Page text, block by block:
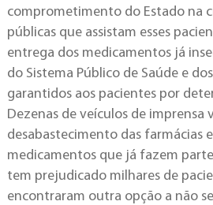
comprometimento do Estado na
públicas que assistam esses
entrega dos medicamentos já
do Sistema Público de Saúde e
garantidos aos pacientes por
Dezenas de veículos de imprensa
desabastecimento das farmácias
medicamentos que já fazem parte
tem prejudicado milhares de
encontraram outra opção a não